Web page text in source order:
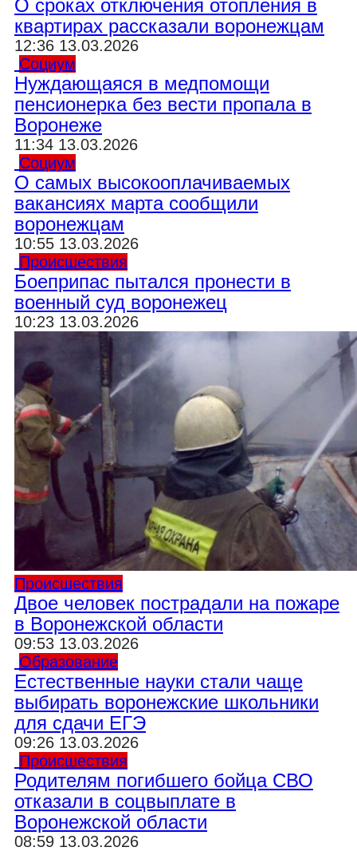
О сроках отключения отопления в
квартирах рассказали воронежцам
12:36 13.03.2026
Социум
Нуждающаяся в медпомощи
пенсионерка без вести пропала в
Воронеже
11:34 13.03.2026
Социум
О самых высокооплачиваемых
вакансиях марта сообщили
воронежцам
10:55 13.03.2026
Происшествия
Боеприпас пытался пронести в
военный суд воронежец
10:23 13.03.2026
Происшествия
Двое человек пострадали на пожаре
в Воронежской области
09:53 13.03.2026
Образование
Естественные науки стали чаще
выбирать воронежские школьники
для сдачи ЕГЭ
09:26 13.03.2026
Происшествия
Родителям погибшего бойца СВО
отказали в соцвыплате в
Воронежской области
08:59 13.03.2026